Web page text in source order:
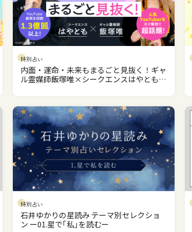
特別占い
内面・運命・未来もまるごと見抜く！ギャ
ル霊媒師飯塚唯×シークエンスはやともの
特別占い
石井ゆかりの星読み テーマ別セレクショ
ン ー01.星で｢私｣を読むー